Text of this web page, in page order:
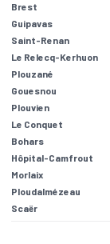
Brest
Guipavas
Saint-Renan
Le Relecq-Kerhuon
Plouzané
Gouesnou
Plouvien
Le Conquet
Bohars
Hôpital-Camfrout
Morlaix
Ploudalmézeau
Scaër